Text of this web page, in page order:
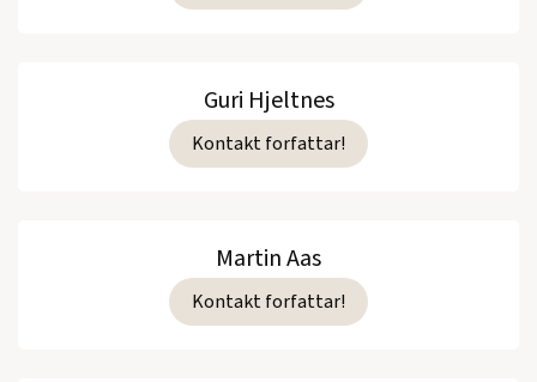
Guri Hjeltnes
Kontakt forfattar!
Martin Aas
Kontakt forfattar!